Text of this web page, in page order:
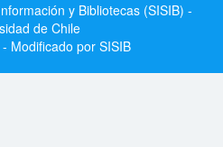
y Bibliotecas (SISIB) -
de Chile
Modificado por SISIB